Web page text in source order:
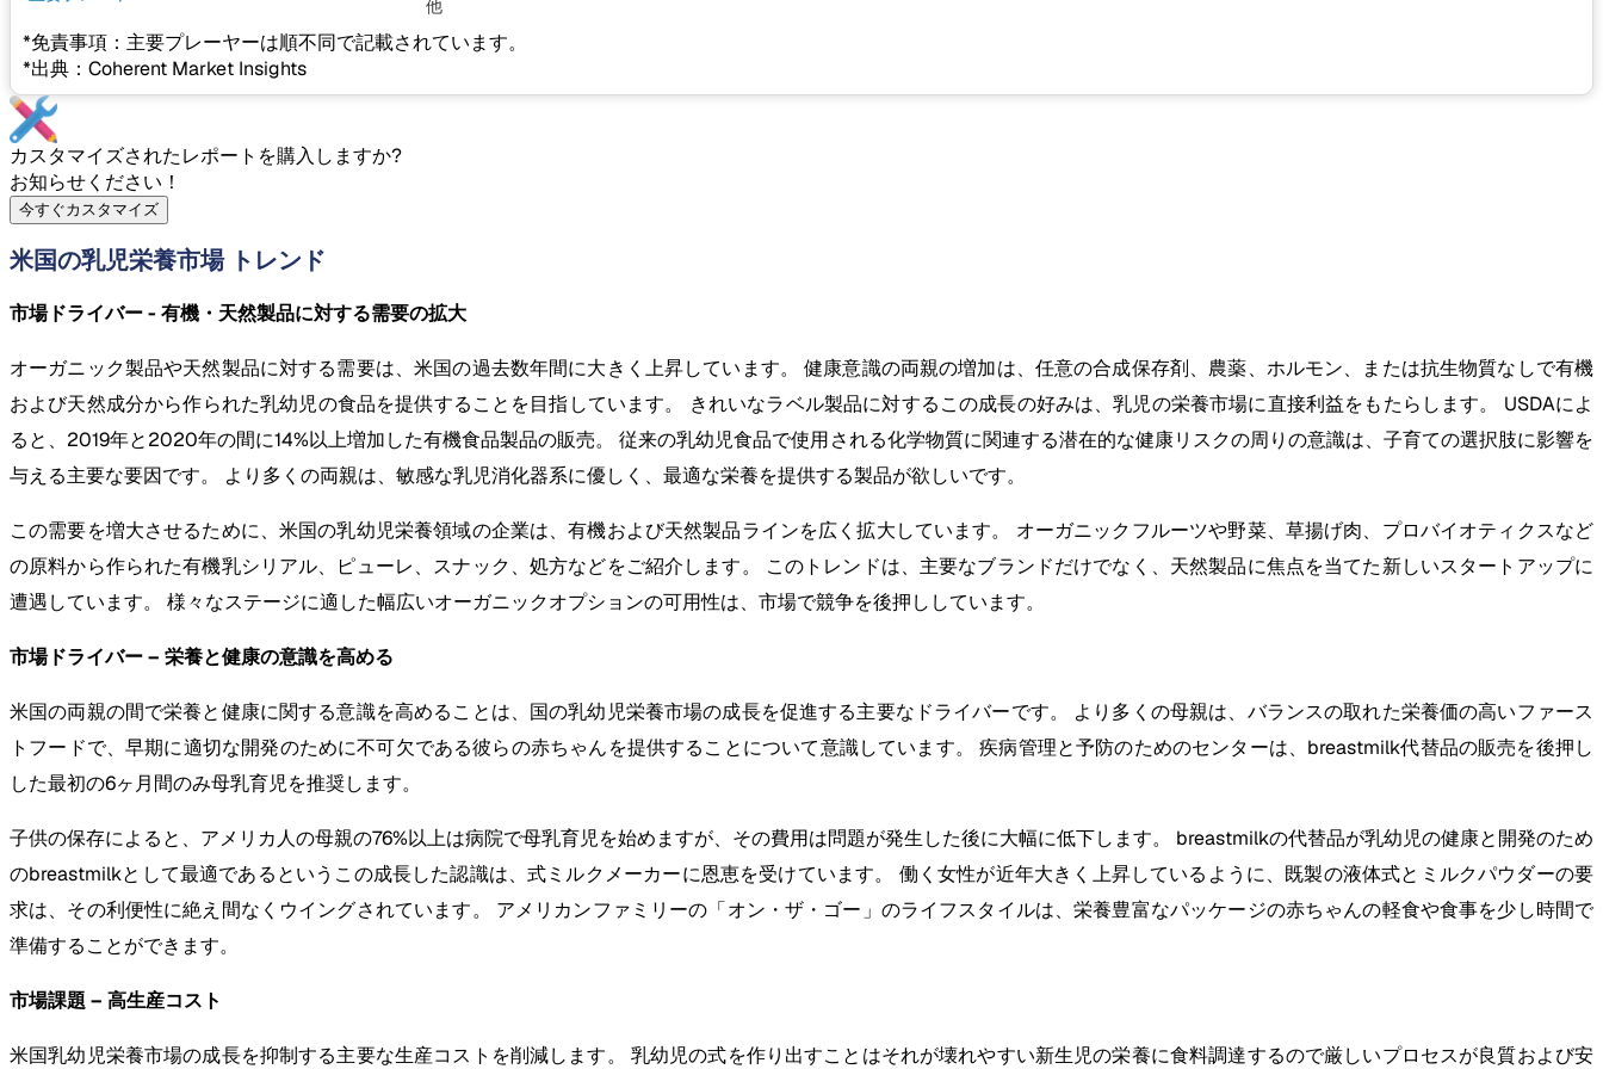
他
*免責事項：主要プレーヤーは順不同で記載されています。
*出典：Coherent Market Insights
カスタマイズされたレポートを購入しますか?
お知らせください！
今すぐカスタマイズ
米国の乳児栄養市場 トレンド
市場ドライバー - 有機・天然製品に対する需要の拡大
オーガニック製品や天然製品に対する需要は、米国の過去数年間に大きく上昇しています。 健康意識の両親の増加は、任意の合成保存剤、農薬、ホルモン、または抗生物質なしで有機
および天然成分から作られた乳幼児の食品を提供することを目指しています。 きれいなラベル製品に対するこの成長の好みは、乳児の栄養市場に直接利益をもたらします。 USDAによ
ると、2019年と2020年の間に14%以上増加した有機食品製品の販売。 従来の乳幼児食品で使用される化学物質に関連する潜在的な健康リスクの周りの意識は、子育ての選択肢に影響を
与える主要な要因です。 より多くの両親は、敏感な乳児消化器系に優しく、最適な栄養を提供する製品が欲しいです。
この需要を増大させるために、米国の乳幼児栄養領域の企業は、有機および天然製品ラインを広く拡大しています。 オーガニックフルーツや野菜、草揚げ肉、プロバイオティクスなど
の原料から作られた有機乳シリアル、ピューレ、スナック、処方などをご紹介します。 このトレンドは、主要なブランドだけでなく、天然製品に焦点を当てた新しいスタートアップに
遭遇しています。 様々なステージに適した幅広いオーガニックオプションの可用性は、市場で競争を後押ししています。
市場ドライバー – 栄養と健康の意識を高める
米国の両親の間で栄養と健康に関する意識を高めることは、国の乳幼児栄養市場の成長を促進する主要なドライバーです。 より多くの母親は、バランスの取れた栄養価の高いファース
トフードで、早期に適切な開発のために不可欠である彼らの赤ちゃんを提供することについて意識しています。 疾病管理と予防のためのセンターは、breastmilk代替品の販売を後押し
した最初の6ヶ月間のみ母乳育児を推奨します。
子供の保存によると、アメリカ人の母親の76%以上は病院で母乳育児を始めますが、その費用は問題が発生した後に大幅に低下します。 breastmilkの代替品が乳幼児の健康と開発のため
のbreastmilkとして最適であるというこの成長した認識は、式ミルクメーカーに恩恵を受けています。 働く女性が近年大きく上昇しているように、既製の液体式とミルクパウダーの要
求は、その利便性に絶え間なくウイングされています。 アメリカンファミリーの「オン・ザ・ゴー」のライフスタイルは、栄養豊富なパッケージの赤ちゃんの軽食や食事を少し時間で
準備することができます。
市場課題 – 高生産コスト
米国乳幼児栄養市場の成長を抑制する主要な生産コストを削減します。 乳幼児の式を作り出すことはそれが壊れやすい新生児の栄養に食料調達するので厳しいプロセスが良質および安